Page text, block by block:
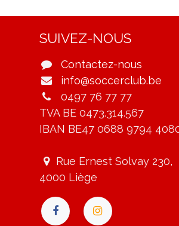
SUIVEZ-NOUS
Contactez-nous
info@soccerclub.be
0497 76 77 77
TVA BE 0473.314.567
IBAN BE47 0688 9794
Rue Ernest Solvay 230,
4000 Liège